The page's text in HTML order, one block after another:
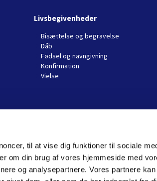
til at vise dig funktioner til sociale
om din brug af vores hjemmeside med
og analysepartnere. Vores partnere kan
Livsbegivenheder
Bisættelse og begravelse
Dåb
Fødsel og navngivning
Konfirmation
Vielse
Grevinge Sogn